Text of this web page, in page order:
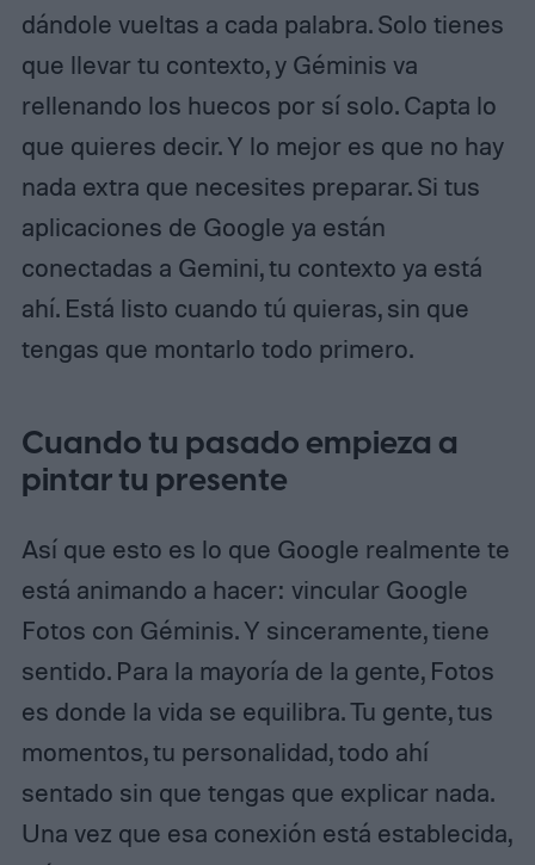
dándole vueltas a cada palabra. Solo tienes
que llevar tu contexto, y Géminis va
rellenando los huecos por sí solo. Capta lo
que quieres decir. Y lo mejor es que no hay
nada extra que necesites preparar. Si tus
aplicaciones de Google ya están
conectadas a Gemini, tu contexto ya está
ahí. Está listo cuando tú quieras, sin que
tengas que montarlo todo primero.
Cuando tu pasado empieza a
pintar tu presente
Así que esto es lo que Google realmente te
está animando a hacer: vincular Google
Fotos con Géminis. Y sinceramente, tiene
sentido. Para la mayoría de la gente, Fotos
es donde la vida se equilibra. Tu gente, tus
momentos, tu personalidad, todo ahí
sentado sin que tengas que explicar nada.
Una vez que esa conexión está establecida,